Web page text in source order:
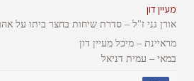
מעיין דון
אורן גני ז"ל – סדרת שיחות בחצר ביתו על
מראיינת – מיכל מעיין דון
במאי – עמית דניאל